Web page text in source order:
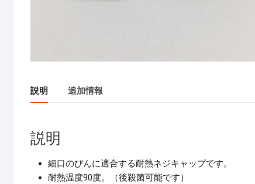
説明 追加情報
説明
細口のびんに適合する耐熱ネジキャップです。
耐熱温度90度。（後殺菌可能です）